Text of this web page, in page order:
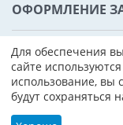
ОФОРМЛЕНИЕ
КОНТАКТЫ
© 2000 - 2026
интернет-магазинов
Для обеспечения
сайте
использование, вы
будут сохраняться